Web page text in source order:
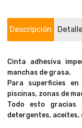
Descripción
Cinta adhesiva
manchas de grasa.
Para superficies
piscinas, zonas de
Todo esto gracias
detergentes, aceites,